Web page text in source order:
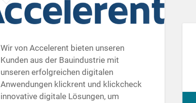
Wir von Accelerent bieten unseren
Kunden aus der Bauindustrie mit
unseren erfolgreichen digitalen
Anwendungen klickrent und klickcheck
innovative digitale Lösungen, um